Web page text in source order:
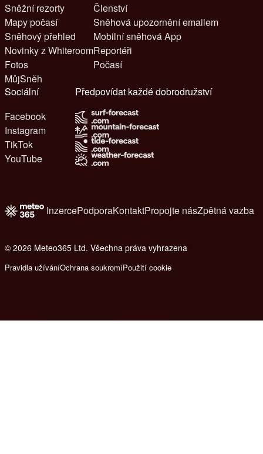
Sněžní rezorty
Mapy počasí
Sněhový přehled
Novinky z Whiteroom
Fotos
MůjSněh
Členství
Sněhová upozornění emailem
Mobilní sněhová App
Reportéři
Počasí
Sociální
Facebook
Instagram
TikTok
YouTube
Předpovídat každé dobrodružství
InzercePodporaKontaktPropojte násZpětná vazba
© 2026 Meteo365 Ltd. Všechna práva vyhrazena
Pravidla užíváníOchrana soukromíPoužití cookie